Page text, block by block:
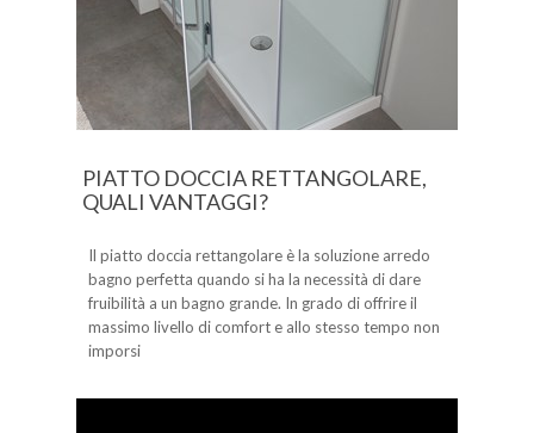
PIATTO DOCCIA RETTANGOLARE,
QUALI VANTAGGI?
Il piatto doccia rettangolare è la soluzione arredo
bagno perfetta quando si ha la necessità di dare
fruibilità a un bagno grande. In grado di offrire il
massimo livello di comfort e allo stesso tempo non
imporsi